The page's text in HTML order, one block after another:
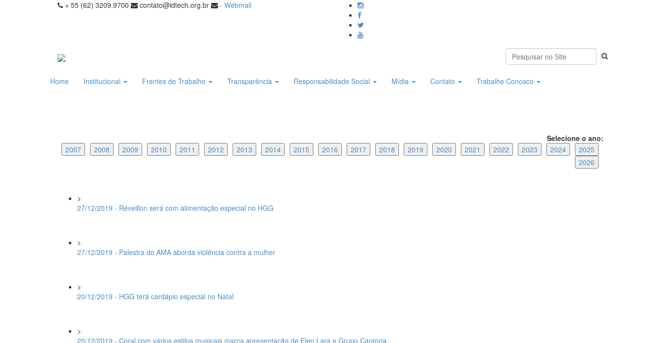
+ 55 (62) 3209.9700 contato@idtech.org.br - Webmail
Home Institucional Frentes de Trabalho Transparência Responsabilidade Social Mídia Contato Trabalhe Conosco
Selecione o ano:
2007
2008 2009 2010 2011 2012 2013 2014 2015 2016 2017 2018 2019 2020 2021 2022 2023 2024
2025
2026
>
27/12/2019 - Réveillon será com alimentação especial no HGG
>
27/12/2019 - Palestra do AMA aborda violência contra a mulher
>
20/12/2019 - HGG terá cardápio especial no Natal
>
20/12/2019 - Coral com vários estilos musicais marca apresentação de Elen Lara e Grupo Cantoria